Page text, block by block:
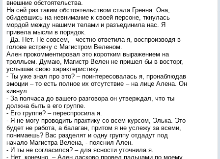
внешние обстоятельства.
На сей раз таким обстоятельством стала Гренна. Она,
обидевшись на невнимание к своей персоне, ткнулась
мордой между нашими телами и разъединила нас. Я
привела мысли в порядок.
- Да. Нет. Не совсем, - честно ответила я, воспроизводя в
голове встречу с Магистром Веленом.
Ален прокомментировал это коротким выражением на
тролльем. Думаю, Магистр Велен не пришел бы в восторг,
услышав свою характеристику.
- Ты уже знал про это? – поинтересовалась я, пронаблюдав
эмоции – то есть полное их отсутствие – на лице Алена. Он
кивнул.
- За полчаса до вашего разговора он утверждал, что ты
должна быть в его группе.
- Его группе? – переспросила я.
- Я не могу проводить практику со всем курсом, Элька. Это
будет не работа, а балаган, притом я не услежу за всеми,
понимаешь? Вас разделят и одну группу отдадут под
начало Магистра Велена, - пояснил Ален.
- И ты не согласился? – для ясности уточнила я.
- Нет, конечно. – Ален ласково провел пальцами по моему